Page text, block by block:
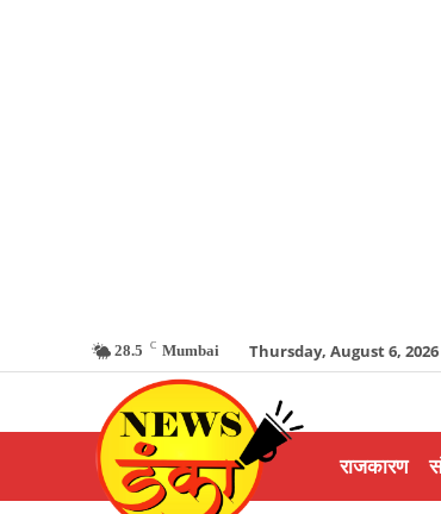
28.5 C Mumbai Thursday, August 6, 2026
राजकारण